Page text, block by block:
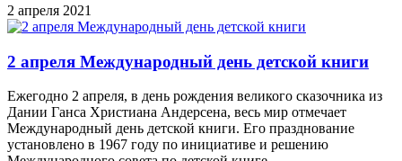
2 апреля 2021
2 апреля Международный день детской книги
Ежегодно 2 апреля, в день рождения великого сказочника из
Дании Ганса Христиана Андерсена, весь мир отмечает
Международный день детской книги. Его празднование
установлено в 1967 году по инициативе и решению